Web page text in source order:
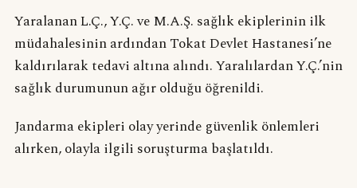
Yaralanan L.Ç., Y.Ç. ve M.A.Ş. sağlık ekiplerinin ilk
müdahalesinin ardından Tokat Devlet Hastanesi’ne
kaldırılarak tedavi altına alındı. Yaralılardan Y.Ç.’nin
sağlık durumunun ağır olduğu öğrenildi.
Jandarma ekipleri olay yerinde güvenlik önlemleri
alırken, olayla ilgili soruşturma başlatıldı.